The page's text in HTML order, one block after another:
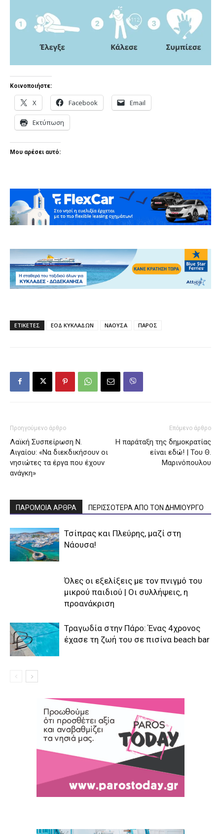
Κοινοποιήστε:
X Facebook Email
Εκτύπωση
Μου αρέσει αυτό:
ΕΤΙΚΕΤΕΣ ΕΟΔ ΚΥΚΛΑΔΩΝ ΝΑΟΥΣΑ ΠΑΡΟΣ
Προηγούμενο άρθρο
Λαϊκή Συσπείρωση Ν.
Αιγαίου: «Να διεκδικήσουν οι
νησιώτες τα έργα που έχουν
ανάγκη»
Επόμενο άρθρο
Η παράταξη της δημοκρατίας
είναι εδώ! | Του Θ.
Μαρινόπουλου
ΠΑΡΟΜΟΙΑ ΑΡΘΡΑ ΠΕΡΙΣΣΟΤΕΡΑ ΑΠΟ ΤΟΝ ΔΗΜΙΟΥΡΓΟ
Τσίπρας και Πλεύρης, μαζί στη
Νάουσα!
Όλες οι εξελίξεις με τον πνιγμό του
μικρού παιδιού | Οι συλλήψεις, η
προανάκριση
Τραγωδία στην Πάρο: Ένας 4χρονος
έχασε τη ζωή του σε πισίνα beach bar